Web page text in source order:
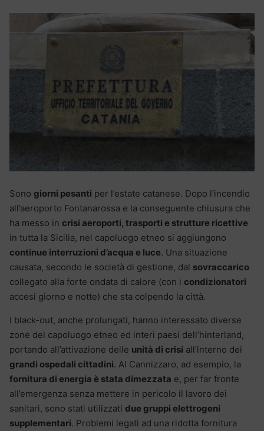
Sono giorni pesanti per l’estate catanese. Dopo l’incendio
all’aeroporto Fontanarossa e la conseguente chiusura che
ha messo in crisi aeroporti, trasporti e strutture ricettive
in tutta la Sicilia, nel capoluogo etneo si aggiungono
continue interruzioni d’acqua e luce. Una situazione
causata, secondo le società di gestione, dal sovraccarico
collegato alla forte ondata di calore (con i condizionatori
accesi giorno e notte) che sta colpendo la città.
I black-out, anche prolungati, hanno interessato diverse
zone del capoluogo etneo ed interi paesi dell’hinterland,
portando all’attivazione delle unità di crisi all’interno dei
grandi ospedali cittadini. Al Cannizzaro, ad esempio, la
fornitura di energia è stata dimezzata e, per far fronte
all’emergenza senza mettere in pericolo il lavoro dei
sanitari, sono stati utilizzati due gruppi elettrogeni
supplementari. Problemi legati ad una ridotta fornitura